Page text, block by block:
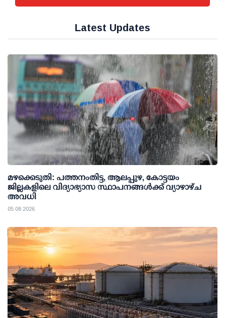
Latest Updates
മഴക്കെടുതി: പത്തനംതിട്ട, ആലപ്പുഴ, കോട്ടയം
ജില്ലകളിലെ വിദ്യാഭ്യാസ സ്ഥാപനങ്ങള്‍ക്ക് വ്യാഴാഴ്ച
അവധി
05 08 2026